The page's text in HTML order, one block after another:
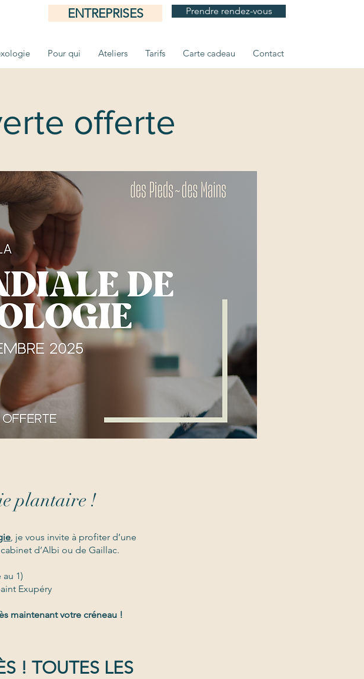
Prendre rendez-vous
Pour qui Ateliers Tarifs Carte cadeau Contact
ENTREPRISES
offerte
plantaire !
, je vous invite à profiter d’une
d’Albi ou de Gaillac.
au 1)
Exupéry
maintenant votre créneau !
! TOUTES LES